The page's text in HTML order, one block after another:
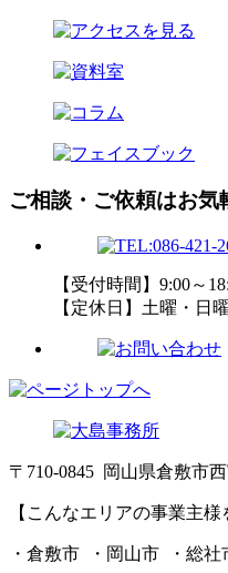
ご相談・ご依頼はお気
【受付時間】9:00～
【定休日】土曜・日
〒710-0845 岡山県倉敷市
【こんなエリアの事業主
・倉敷市 ・岡山市 ・総社